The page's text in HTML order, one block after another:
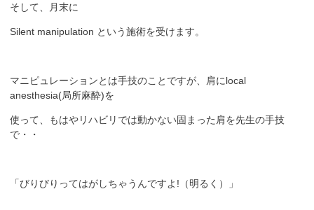
そして、月末に
Silent manipulation という施術を受けます。
マニピュレーションとは手技のことですが、肩にlocal
anesthesia(局所麻酔)を
使って、もはやリハビリでは動かない固まった肩を先生の手技
で・・
「びりびりってはがしちゃうんですよ!（明るく）」